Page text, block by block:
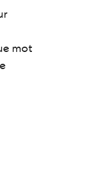
mot